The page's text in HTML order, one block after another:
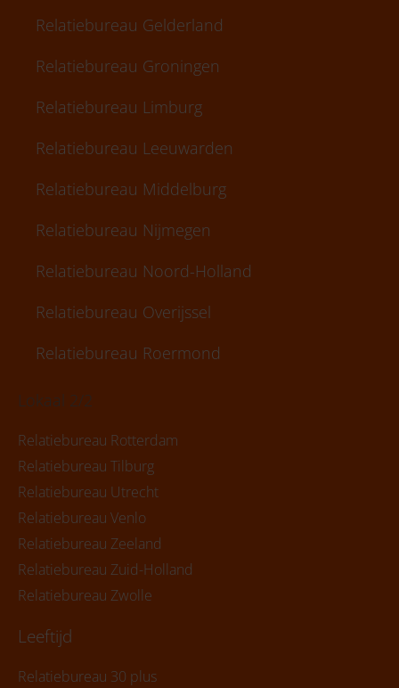
Relatiebureau Gelderland
Relatiebureau Groningen
Relatiebureau Limburg
Relatiebureau Leeuwarden
Relatiebureau Middelburg
Relatiebureau Nijmegen
Relatiebureau Noord-Holland
Relatiebureau Overijssel
Relatiebureau Roermond
Lokaal 2/2
Relatiebureau Rotterdam
Relatiebureau Tilburg
Relatiebureau Utrecht
Relatiebureau Venlo
Relatiebureau Zeeland
Relatiebureau Zuid-Holland
Relatiebureau Zwolle
Leeftijd
Relatiebureau 30 plus